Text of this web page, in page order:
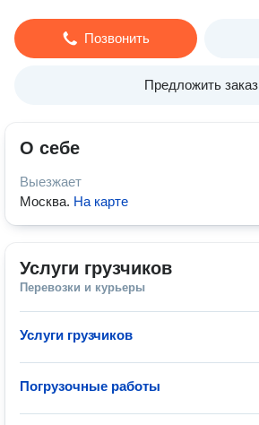
Позвонить
Предложить заказ
О себе
Выезжает
Москва. На карте
Услуги грузчиков
Перевозки и курьеры
Услуги грузчиков
Погрузочные работы